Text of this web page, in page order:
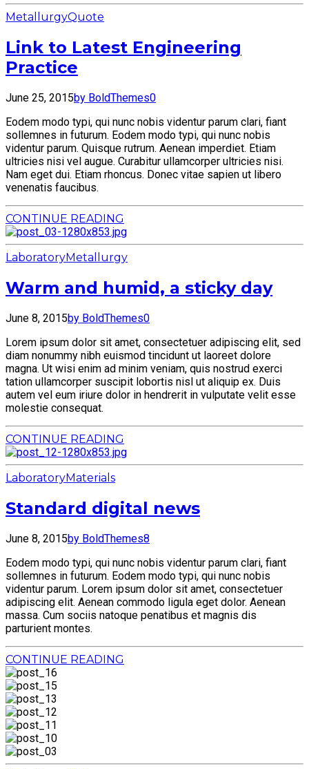
MetallurgyQuote
Link to Latest Engineering
Practice
June 25, 2015by BoldThemes0
Eodem modo typi, qui nunc nobis videntur parum clari, fiant
sollemnes in futurum. Eodem modo typi, qui nunc nobis
videntur parum. Quisque rutrum. Aenean imperdiet. Etiam
ultricies nisi vel augue. Curabitur ullamcorper ultricies nisi.
Nam eget dui. Etiam rhoncus. Donec vitae sapien ut libero
venenatis faucibus.
CONTINUE READING
LaboratoryMetallurgy
Warm and humid, a sticky day
June 8, 2015by BoldThemes0
Lorem ipsum dolor sit amet, consectetuer adipiscing elit, sed
diam nonummy nibh euismod tincidunt ut laoreet dolore
magna. Ut wisi enim ad minim veniam, quis nostrud exerci
tation ullamcorper suscipit lobortis nisl ut aliquip ex. Duis
autem vel eum iriure dolor in hendrerit in vulputate velit esse
molestie consequat.
CONTINUE READING
LaboratoryMaterials
Standard digital news
June 8, 2015by BoldThemes8
Eodem modo typi, qui nunc nobis videntur parum clari, fiant
sollemnes in futurum. Eodem modo typi, qui nunc nobis
videntur parum. Lorem ipsum dolor sit amet, consectetuer
adipiscing elit. Aenean commodo ligula eget dolor. Aenean
massa. Cum sociis natoque penatibus et magnis dis
parturient montes.
CONTINUE READING